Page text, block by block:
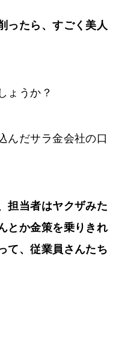
ったら、すごく美人
ょうか？
んだサラ金会社の口
担当者はヤクザみた
とか金策を乗りきれ
て、従業員さんたち